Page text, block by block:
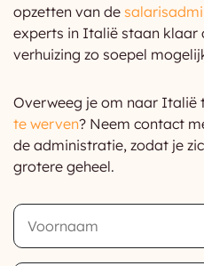
opzetten van de
experts in Italië staan klaar
verhuizing zo soepel
Overweeg je om naar Italië
te werven? Neem contact
de administratie, zodat je
grotere geheel.
First
Name